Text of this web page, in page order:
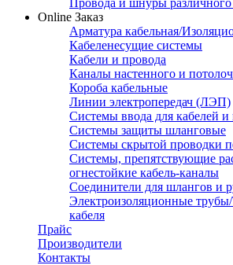
Провода и шнуры различного
Online Заказ
Арматура кабельная/
Кабеленесущие системы
Кабели и провода
Каналы настенного и
Короба кабельные
Линии электропередач (ЛЭП)
Системы ввода для кабелей и
Системы защиты шланговые
Системы скрытой проводки
Системы, препятствующие
огнестойкие кабель-каналы
Соединители для шлангов и
Электроизоляционные
кабеля
Прайс
Производители
Контакты